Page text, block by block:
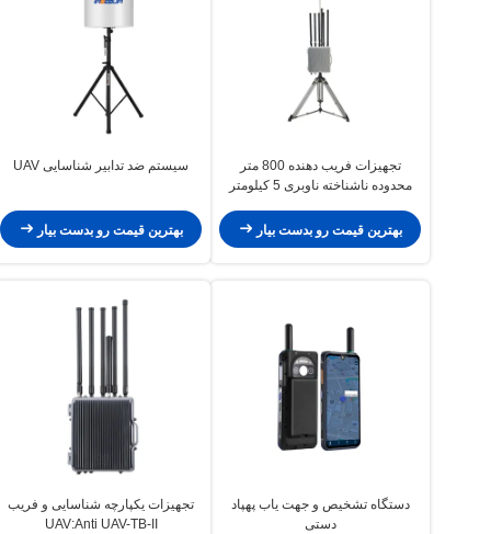
تجهیزات فریب دهنده 800 متر
محدوده ناشناخته ناوبری 5 کیلومتر
کردن جهت 1500 ~ 2000m ((Omni)
محدوده سرکوب قدرت
بهترین قیمت رو بدست بیار
سیستم ضد تدابیر شناسایی UAV
بهترین قیمت رو بدست بیار
دستگاه تشخیص و جهت یاب پهپاد
دستی
تجهیزات یکپارچه شناسایی و فریب
UAV:Anti UAV-TB-II